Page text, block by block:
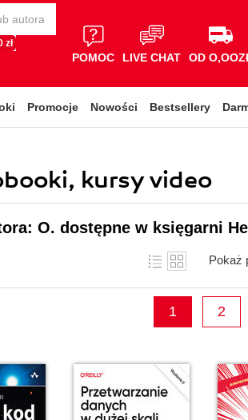
zł
POMOC LIVE CHAT OD
Promocje Nowości Bestsellery
kursy video
O. dostępne w księgarni
Pokaż
1 2